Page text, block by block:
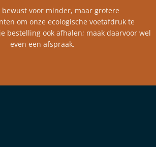
bewust voor minder, maar grotere
om onze ecologische voetafdruk te
bestelling ook afhalen; maak daarvoor wel
even een afspraak.